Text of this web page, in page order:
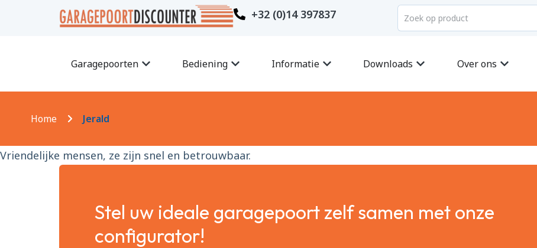
+32 (0)14 397837
Garagepoorten Bediening Informatie Downloads Over ons
Home Jerald
Vriendelijke mensen, ze zijn snel en betrouwbaar.
Stel uw ideale garagepoort zelf samen met onze
configurator!